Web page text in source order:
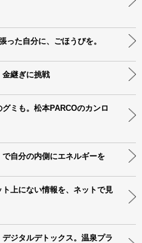
った自分に、ごほうびを。
金継ぎに挑戦
ミも。松本PARCOのカンロ
自分の内側にエネルギーを
上にない情報を、ネットで見
デジタルデトックス。温泉プラ